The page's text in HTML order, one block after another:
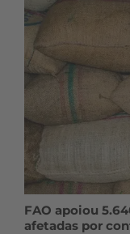
FAO apoiou
afetadas por